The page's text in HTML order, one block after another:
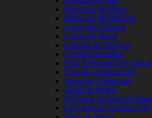
Bronzina de Biela
Bronzina de Mancal
Calço do Câmbio
Calço do Motor
Correia de Serviço
Correia Dentada
Eixo Comando de
Eixo de Virabrequim
Junta do Cabeçote
Junta do Motor
Kit Capa Correia
Kit Corrente Distribuição